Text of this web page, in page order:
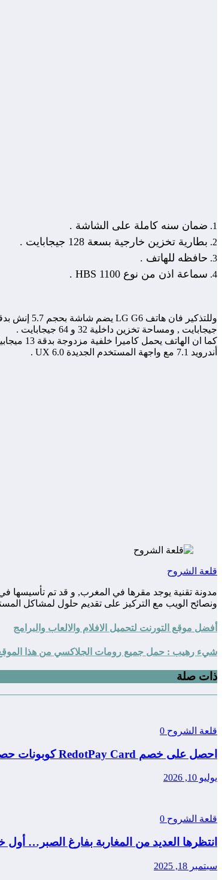
ضمان سنه كاملة على الشاشة .
بطارية تخزين خارجية بسعة 128 جيجابايت .
حافظه للهاتف .
سماعة اذن من نوع HBS 1100 .
جيجابايت , ومساحة تخزين داخلية 32 و 64 جيجابايت .
أندرويد 7.1 مع واجهة المستخدم الجديدة UX 6.0 .
قلعة الشروح
ونصائح الويب مع التركيز على تقديم حلول لمشاكل
أفضل موقع التورنت لتحميل الافلام والالعاب والبرامج
شيء رهيب : حمل جميع رومات الجلاكسي من هذا
ذات صلة
قلعة الشروح 0
احصل على خصم RedotPay Card كوبونات حصرية
يوليو 10, 2026
قلعة الشروح 0
انتظرها العديد من المغاربة بفارغ الصبر…
سبتمبر 18, 2025